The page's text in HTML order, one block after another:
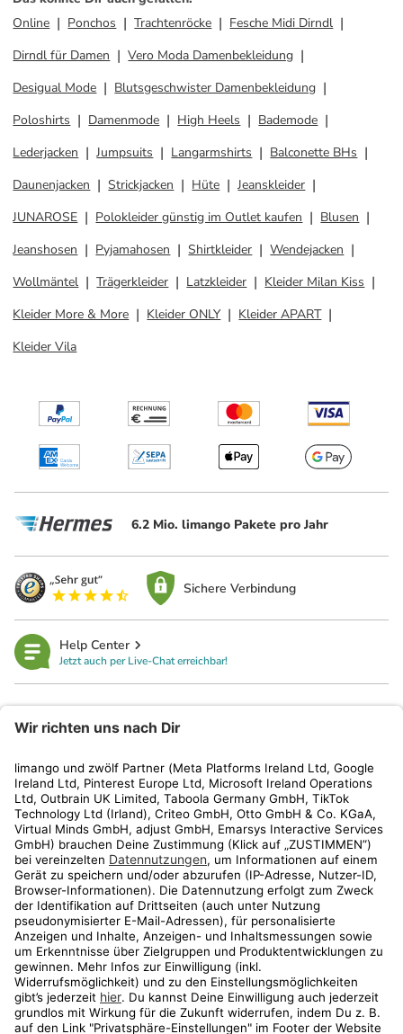
Online
Ponchos Trachtenröcke
Fesche Midi Dirndl
Dirndl für Damen
Vero Moda Damenbekleidung
Desigual Mode
Blutsgeschwister Damenbekleidung
Poloshirts
Damenmode High Heels
Bademode
Lederjacken
Jumpsuits Langarmshirts
Balconette BHs
Daunenjacken
Strickjacken Hüte
Jeanskleider
JUNAROSE
Polokleider günstig im Outlet kaufen
Blusen
Jeanshosen
Pyjamahosen Shirtkleider
Wendejacken
Wollmäntel
Trägerkleider Latzkleider
Kleider Milan Kiss
Kleider More & More
Kleider ONLY
Kleider APART
Kleider Vila
6.2 Mio. limango Pakete pro Jahr
Sichere Verbindung
Help Center
Jetzt auch per Live-Chat erreichbar!
Kundenservice
Shop
Aktionen
Travel